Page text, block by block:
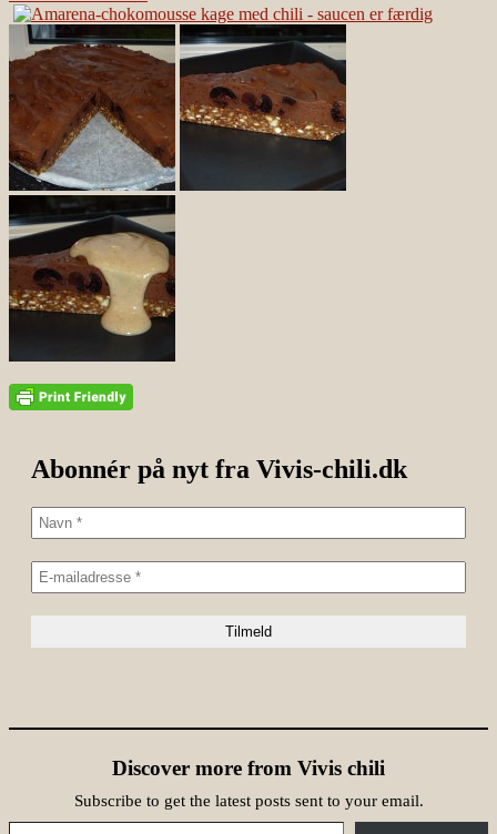
Abonnér på nyt fra Vivis-chili.dk
Discover more from Vivis chili
Subscribe to get the latest posts sent to your email.
Type your email…